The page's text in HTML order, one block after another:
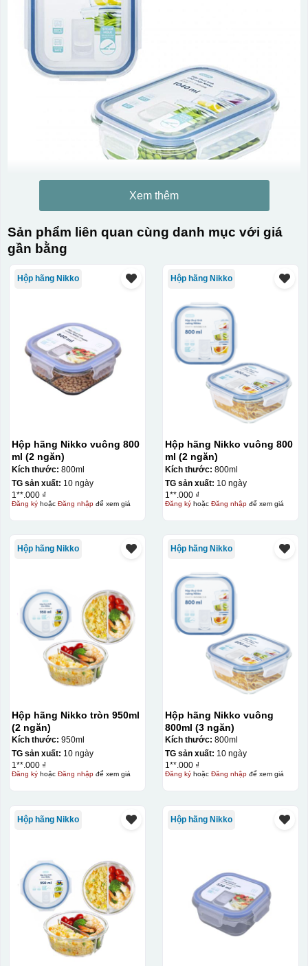
Xem thêm
Sản phẩm liên quan cùng danh mục với giá
gần bằng
Hộp hãng Nikko
Hộp hãng Nikko vuông 800
ml (2 ngăn)
Kích thước: 800ml
TG sản xuất: 10 ngày
1**.000 ₫
Đăng kýhoặc Đăng nhậpđể xem giá
Hộp hãng Nikko
Hộp hãng Nikko vuông 800
ml (2 ngăn)
Kích thước: 800ml
TG sản xuất: 10 ngày
1**.000 ₫
Đăng kýhoặc Đăng nhậpđể xem giá
Hộp hãng Nikko
Hộp hãng Nikko tròn 950ml
(2 ngăn)
Kích thước: 950ml
TG sản xuất: 10 ngày
1**.000 ₫
Đăng kýhoặc Đăng nhậpđể xem giá
Hộp hãng Nikko
Hộp hãng Nikko vuông
800ml (3 ngăn)
Kích thước: 800ml
TG sản xuất: 10 ngày
1**.000 ₫
Đăng kýhoặc Đăng nhậpđể xem giá
Hộp hãng Nikko Hộp hãng Nikko